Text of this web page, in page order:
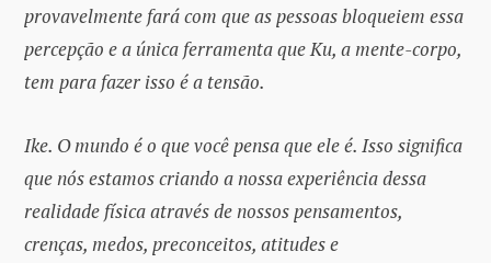
provavelmente fará com que as pessoas bloqueiem essa
percepção e a única ferramenta que Ku, a mente-corpo,
tem para fazer isso é a tensão.
Ike. O mundo é o que você pensa que ele é. Isso significa
que nós estamos criando a nossa experiência dessa
realidade física através de nossos pensamentos,
crenças, medos, preconceitos, atitudes e